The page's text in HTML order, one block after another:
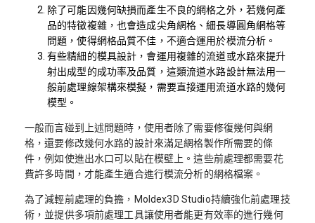
除了可能因幾何缺損而產生不良的網格之外，若幾何產
品的特徵複雜，也會造成尖角網格、細長導圓角網格等
問題，使得網格品質不佳，不適合運用於模流分析。
有些精細的模具設計，會運用複雜的流道或水路來提升
射出成型的成功率及品質，這類流道水路設計無法用一
般前處理線架構來模擬，需要直接運用流道水路的幾何
模型。
一般而言碰到上述問題時，使用者除了需要修復幾何與網
格，還要修改幾何水路的設計來滿足網格製作所需要的條
件，例如使進出水口可以貼在模壁上。這些前處理都需要花
費許多時間，才能產生適合進行模流分析的網格檔案。
為了減輕前處理的負擔，Moldex3D Studio持續強化前處理技
術，並提供多項前處理工具讓使用者能更有效率的進行幾何